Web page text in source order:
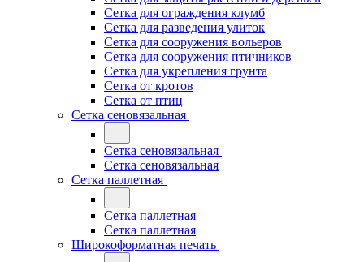
Сетка для ограждения клумб
Сетка для разведения улиток
Сетка для сооружения вольеров
Сетка для сооружения птичников
Сетка для укрепления грунта
Сетка от кротов
Сетка от птиц
Сетка сеновязальная
Сетка сеновязальная
Сетка сеновязальная
Сетка паллетная
Сетка паллетная
Сетка паллетная
Широкоформатная печать